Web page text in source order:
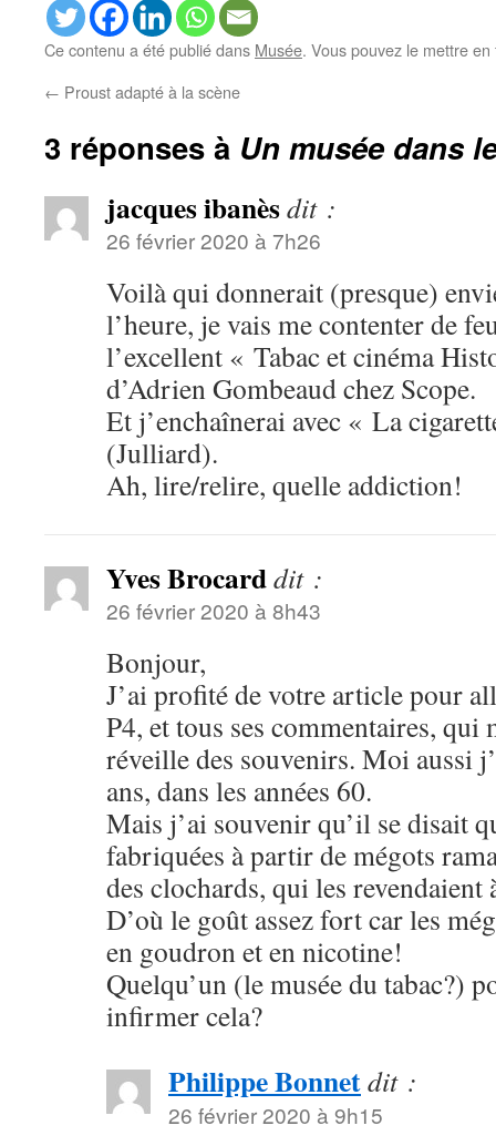
Ce contenu a été publié dans Musée. Vous pouvez le mettre
← Proust adapté à la scène
3 réponses à Un musée dans
jacques ibanèsdit :
26 février 2020 à 7h26
Voilà qui donnerait (presque)
l’heure, je vais me contenter de
l’excellent « Tabac et cinéma
d’Adrien Gombeaud chez Scope.
Et j’enchaînerai avec « La
(Julliard).
Ah, lire/relire, quelle addiction!
Yves Brocarddit :
26 février 2020 à 8h43
Bonjour,
J’ai profité de votre article pour
P4, et tous ses commentaires, qui
réveille des souvenirs. Moi aussi
ans, dans les années 60.
Mais j’ai souvenir qu’il se disait
fabriquées à partir de mégots
des clochards, qui les revendaient
D’où le goût assez fort car les
en goudron et en nicotine!
Quelqu’un (le musée du tabac?)
infirmer cela?
Philippe Bonnetdit :
26 février 2020 à 9h15